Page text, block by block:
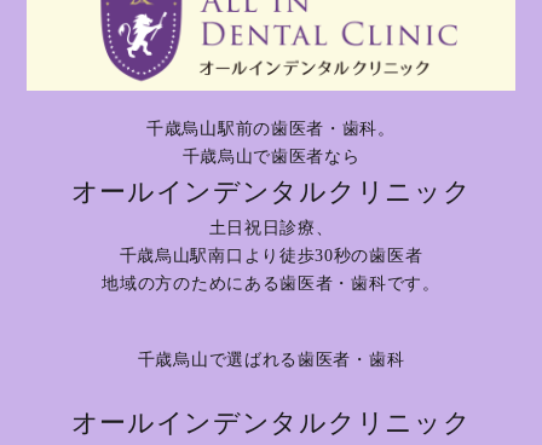
千歳烏山駅前の歯医者・歯科。
千歳烏山で歯医者なら
オールインデンタルクリニック
土日祝日診療、
千歳烏山駅南口より徒歩30秒の歯医者
地域の方のためにある歯医者・歯科です。
千歳烏山で選ばれる歯医者・歯科
オールインデンタルクリニック